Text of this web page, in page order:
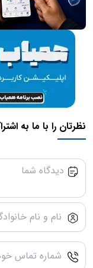
نظرتان را با ما به